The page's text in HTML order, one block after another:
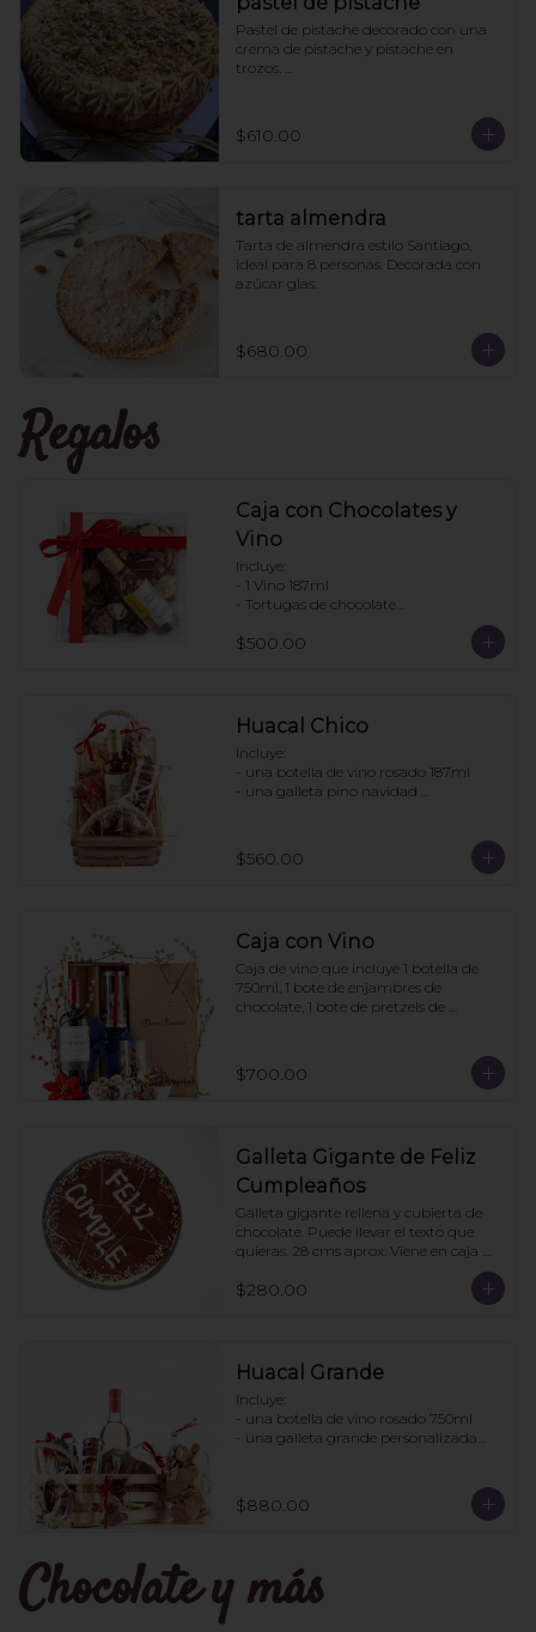
Pastel de pistache decorado con una
crema de pistache y pistache en
trozos.
los que les guste más el pan húmedo.
6 personas
$610.00
tarta almendra
Tarta de almendra estilo Santiago,
ideal para 8 personas. Decorada con
azúcar glas.
$680.00
Regalos
Caja con Chocolates y
Vino
Incluye:
- 1 Vino 187ml
- Tortugas de chocolate
- Pretzels con chocolate
$500.00
Huacal Chico
Incluye:
- una botella de vino rosado 187ml
- una galleta pino navidad
- 1 bolsa enjambres de chocolate
- 1 bote pretzels con chocolate
$560.00
Caja con Vino
Caja de vino que incluye 1 botella de
750ml, 1 bote de enjambres de
chocolate, 1 bote de pretzels de
6 días de anticipación. Mínimo de
pedido: 3 cajas
$700.00
Galleta Gigante de Feliz
Cumpleaños
Galleta gigante rellena y cubierta de
chocolate. Puede llevar el texto que
quieras. 28 cms aprox. Viene en caja
$280.00
Huacal Grande
Incluye:
- una botella de vino rosado 750ml
- una galleta grande personalizada
- 1 bote pretzles con chocolate
- 1 bolsa galletas jengibre
Pedidos con 2 días de anticipación
$880.00
Chocolate y más